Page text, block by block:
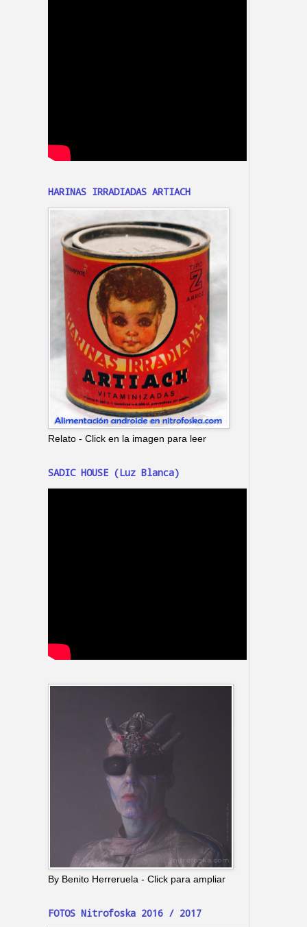
HARINAS IRRADIADAS ARTIACH
Relato - Click en la imagen para leer
SADIC HOUSE (Luz Blanca)
By Benito Herreruela - Click para ampliar
FOTOS Nitrofoska 2016 / 2017